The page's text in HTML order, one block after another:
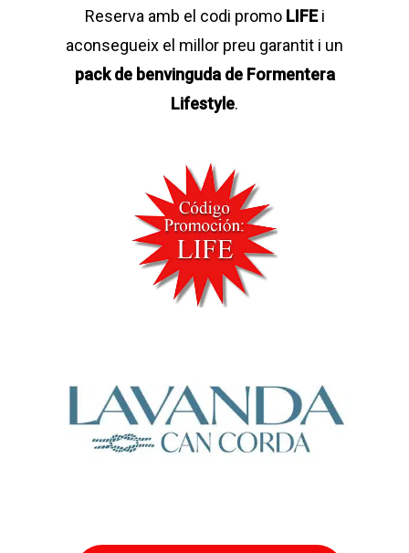
Reserva amb el codi promo LIFEi
aconsegueix el millor preu garantit i un
pack de benvinguda de Formentera
Lifestyle.